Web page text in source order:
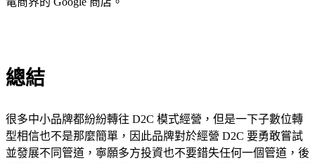
總結
很多中小品牌都紛紛轉往 D2C 模式經營，但是一下子數位轉
型相信也不是那麼簡單，因此品牌對於經營 D2C 要勇敢嘗試
並發展不同管道，寧願多方投資也不要錯失任何一個管道，後